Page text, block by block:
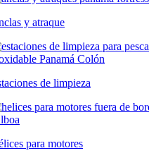
y atraque
de limpieza
para motores